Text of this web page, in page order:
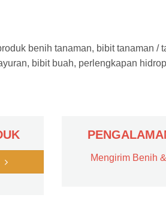
benih tanaman, bibit tanaman /
bibit buah, perlengkapan
Mengirim Benih